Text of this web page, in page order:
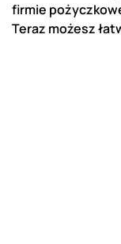
firmie
Teraz możesz